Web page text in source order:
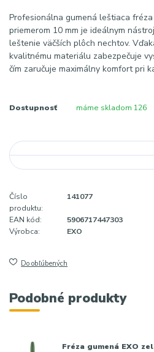
Profesionálna gumená leštiaca
priemerom 10 mm je ideálnym
leštenie väčších plôch nechtov.
kvalitnému materiálu zabezpečuje
čím zaručuje maximálny komfort pri
Dostupnosť máme skladom 126
Číslo
produktu:
141077
EAN kód:
5906717447303
Výrobca:
EXO
Do obľúbených
Podobné produkty
Fréza gumená EXO